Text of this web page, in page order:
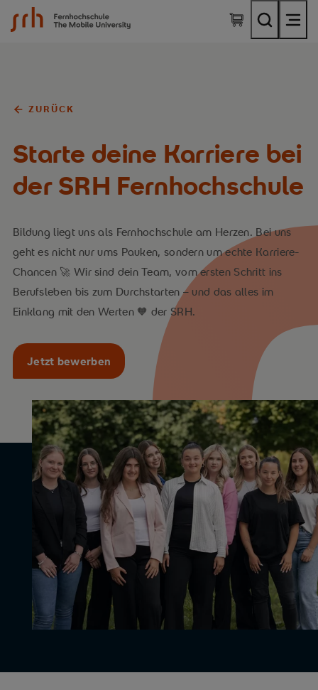
SRH Fernhochschule - The Mobile University
ZURÜCK
Starte deine Karriere bei
der SRH Fernhochschule
Bildung liegt uns als Fernhochschule am Herzen. Bei uns
geht es nicht nur ums Pauken, sondern um echte Karriere-
Chancen 🚀 Wir sind dein Team, vom ersten Schritt ins
Berufsleben bis zum Durchstarten – und das alles im
Einklang mit den Werten 🧡 der SRH.
Jetzt bewerben